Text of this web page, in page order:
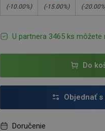
(-10.00%)
(-15.00%)
(-20.00
U partnera 3465 ks môžete
Do
Objednať
Doručenie